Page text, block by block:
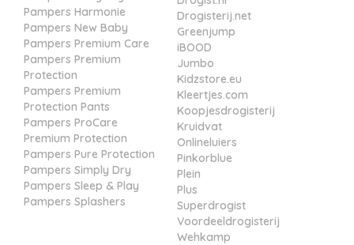
Pampers Harmonie
Pampers New Baby
Pampers Premium Care
Pampers Premium
Protection
Pampers Premium
Protection Pants
Pampers ProCare
Premium Protection
Pampers Pure Protection
Pampers Simply Dry
Pampers Sleep & Play
Pampers Splashers
Drogisterij.net
Greenjump
iBOOD
Jumbo
Kidzstore.eu
Kleertjes.com
Koopjesdrogisterij
Kruidvat
Onlineluiers
Pinkorblue
Plein
Plus
Superdrogist
Voordeeldrogisterij
Wehkamp